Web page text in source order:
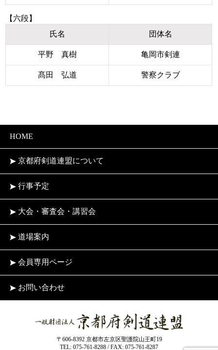
【六段】
氏名
団体名
平野 真樹 亀岡市剣連
髙田 弘道 警察クラブ
HOME
京都府剣道連盟について
行事予定
大会・審査会・講習会
道場案内
会員専用ページ
お問い合わせ
〒606-8392 京都市左京区聖護院山王町19
TEL: 075-761-8288 / FAX: 075-761-8287